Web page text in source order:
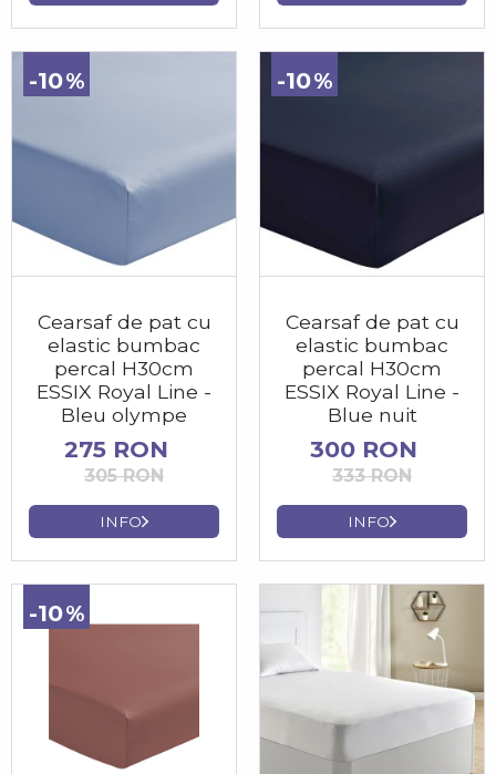
-10
Cearsaf de pat cu
elastic bumbac
percal H30cm
ESSIX Royal Line -
Bleu olympe
275 RON
305 RON
INFO
-10
Cearsaf de pat cu
elastic bumbac
percal H30cm
ESSIX Royal Line -
Blue nuit
300 RON
333 RON
INFO
-10